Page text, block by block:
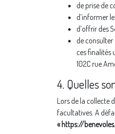
de prise de
d’informer
d’offrir des
de consulter
ces finalités
102C rue
4. Quelles
Lors de la collecte
facultatives. A
« https://